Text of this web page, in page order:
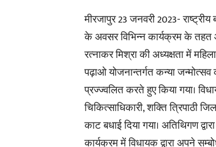
मीरजापुर 23 जनवरी 2023-
के अवसर विभिन्न कार्यक्रम के तहत
रत्नाकर मिश्रा की अध्यक्षता में
पढ़ाओ योजनान्तर्गत कन्या जन्मोत्सव
प्रज्ज्वलित करते हुए किया गया।
चिकित्साधिकारी, शक्ति त्रिपाठी
काट बधाई दिया गया। अतिथिगण
कार्यक्रम में विधायक द्वारा अपने